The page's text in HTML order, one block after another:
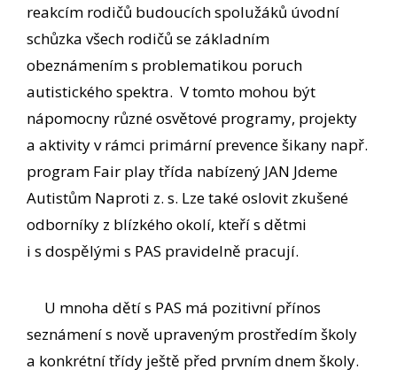
reakcím rodičů budoucích spolužáků úvodní
schůzka všech rodičů se základním
obeznámením s problematikou poruch
autistického spektra. V tomto mohou být
nápomocny různé osvětové programy, projekty
a aktivity v rámci primární prevence šikany např.
program Fair play třída nabízený JAN Jdeme
Autistům Naproti z. s. Lze také oslovit zkušené
odborníky z blízkého okolí, kteří s dětmi
i s dospělými s PAS pravidelně pracují.
U mnoha dětí s PAS má pozitivní přínos
seznámení s nově upraveným prostředím školy
a konkrétní třídy ještě před prvním dnem školy.